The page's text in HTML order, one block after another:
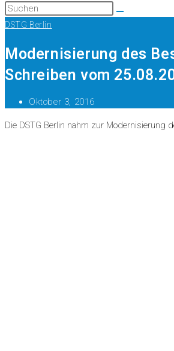
DSTG Berlin
Modernisierung des
Schreiben vom
Oktober 3, 2016
Die DSTG Berlin nahm zur Modernisierung